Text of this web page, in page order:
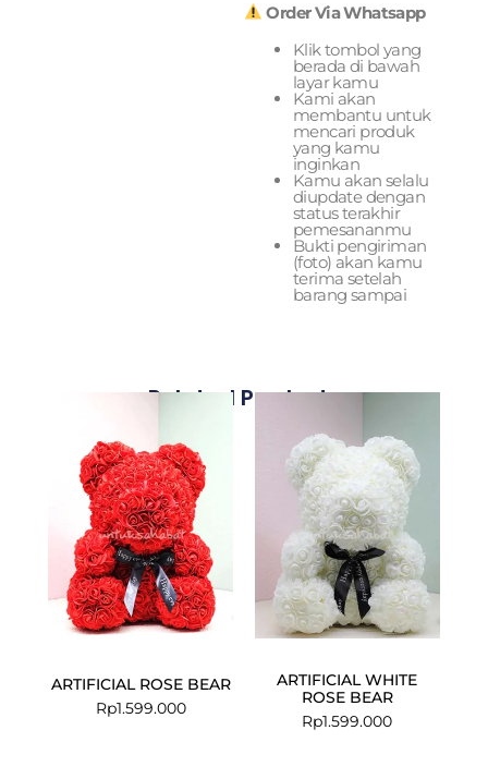
Order Via Whatsapp
Klik tombol yang
berada di bawah
layar kamu
Kami akan
membantu untuk
mencari produk
yang kamu
inginkan
Kamu akan selalu
diupdate dengan
status terakhir
pemesananmu
Bukti pengiriman
(foto) akan kamu
terima setelah
barang sampai
Related Products
ARTIFICIAL ROSE BEAR
Rp1.599.000
ARTIFICIAL WHITE
ROSE BEAR
Rp1.599.000